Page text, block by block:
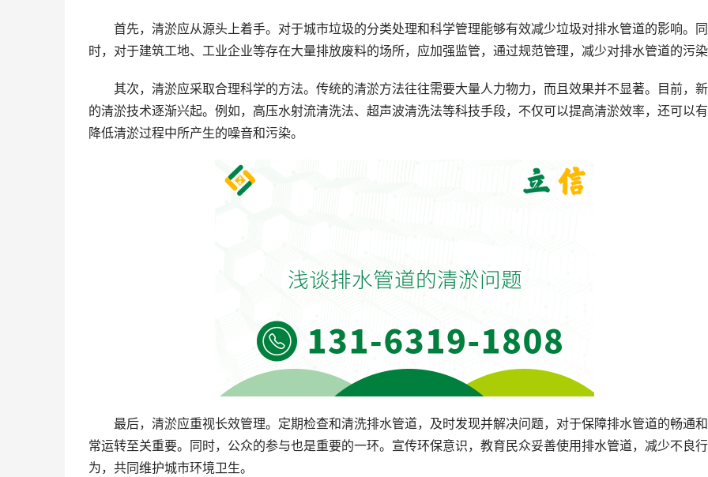
首先，清淤应从源头上着手。对于城市垃圾的分类处理和科学管理能够有效减少垃圾对排水管道的影响。同
时，对于建筑工地、工业企业等存在大量排放废料的场所，应加强监管，通过规范管理，减少对排水管道的污染
其次，清淤应采取合理科学的方法。传统的清淤方法往往需要大量人力物力，而且效果并不显著。目前，
的清淤技术逐渐兴起。例如，高压水射流清洗法、超声波清洗法等科技手段，不仅可以提高清淤效率，还可以
降低清淤过程中所产生的噪音和污染。
最后，清淤应重视长效管理。定期检查和清洗排水管道，及时发现并解决问题，对于保障排水管道的畅通
常运转至关重要。同时，公众的参与也是重要的一环。宣传环保意识，教育民众妥善使用排水管道，减少不良行
为，共同维护城市环境卫生。